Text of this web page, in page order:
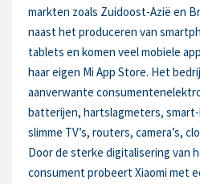
markten zoals Zuidoost-Azië en
naast het produceren van
tablets en komen veel mobiele
haar eigen Mi App Store. Het
aanverwante
batterijen, hartslagmeters,
slimme TV’s, routers, camera’s,
Door de sterke digitalisering van
consument probeert Xiaomi met